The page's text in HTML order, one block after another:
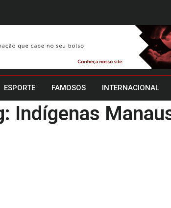
ESPORTE FAMOSOS INTERNACIONAL
Indígenas